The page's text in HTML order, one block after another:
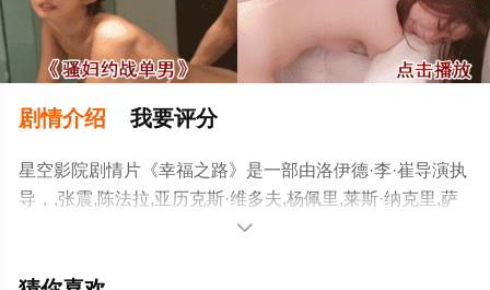
剧情介绍 我要评分
星空影院剧情片《幸福之路》是一部由洛伊德·李·崔导演执
导，,张震,陈法拉,亚历克斯·维多夫,杨佩里,莱斯·纳克里,萨
拉·巴斯金,詹尼·鲁伊扎等演员精彩演绎的美国电影，手机免
相关信息可移步至豆瓣电影、电视猫或剧情网等平台了
